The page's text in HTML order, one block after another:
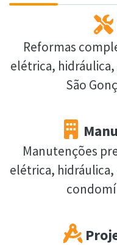
Reformas
elétrica,
São
Manutenções
elétrica,